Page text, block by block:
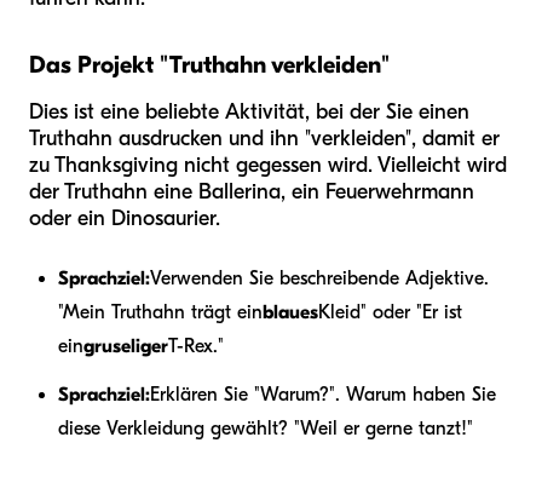
Das Projekt "Truthahn verkleiden"
Dies ist eine beliebte Aktivität, bei der Sie einen
Truthahn ausdrucken und ihn "verkleiden", damit er
zu Thanksgiving nicht gegessen wird. Vielleicht wird
der Truthahn eine Ballerina, ein Feuerwehrmann
oder ein Dinosaurier.
Sprachziel:Verwenden Sie beschreibende Adjektive.
"Mein Truthahn trägt einblauesKleid" oder "Er ist
eingruseligerT-Rex."
Sprachziel:Erklären Sie "Warum?". Warum haben Sie
diese Verkleidung gewählt? "Weil er gerne tanzt!"